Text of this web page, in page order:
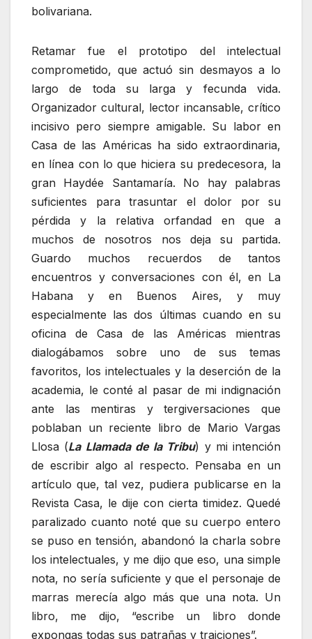
bolivariana.
Retamar fue el prototipo del intelectual
comprometido, que actuó sin desmayos a lo
largo de toda su larga y fecunda vida.
Organizador cultural, lector incansable, crítico
incisivo pero siempre amigable. Su labor en
Casa de las Américas ha sido extraordinaria,
en línea con lo que hiciera su predecesora, la
gran Haydée Santamaría. No hay palabras
suficientes para trasuntar el dolor por su
pérdida y la relativa orfandad en que a
muchos de nosotros nos deja su partida.
Guardo muchos recuerdos de tantos
encuentros y conversaciones con él, en La
Habana y en Buenos Aires, y muy
especialmente las dos últimas cuando en su
oficina de Casa de las Américas mientras
dialogábamos sobre uno de sus temas
favoritos, los intelectuales y la deserción de la
academia, le conté al pasar de mi indignación
ante las mentiras y tergiversaciones que
poblaban un reciente libro de Mario Vargas
Llosa (La Llamada de la Tribu) y mi intención
de escribir algo al respecto. Pensaba en un
artículo que, tal vez, pudiera publicarse en la
Revista Casa, le dije con cierta timidez. Quedé
paralizado cuanto noté que su cuerpo entero
se puso en tensión, abandonó la charla sobre
los intelectuales, y me dijo que eso, una simple
nota, no sería suficiente y que el personaje de
marras merecía algo más que una nota. Un
libro, me dijo, “escribe un libro donde
expongas todas sus patrañas y traiciones”.